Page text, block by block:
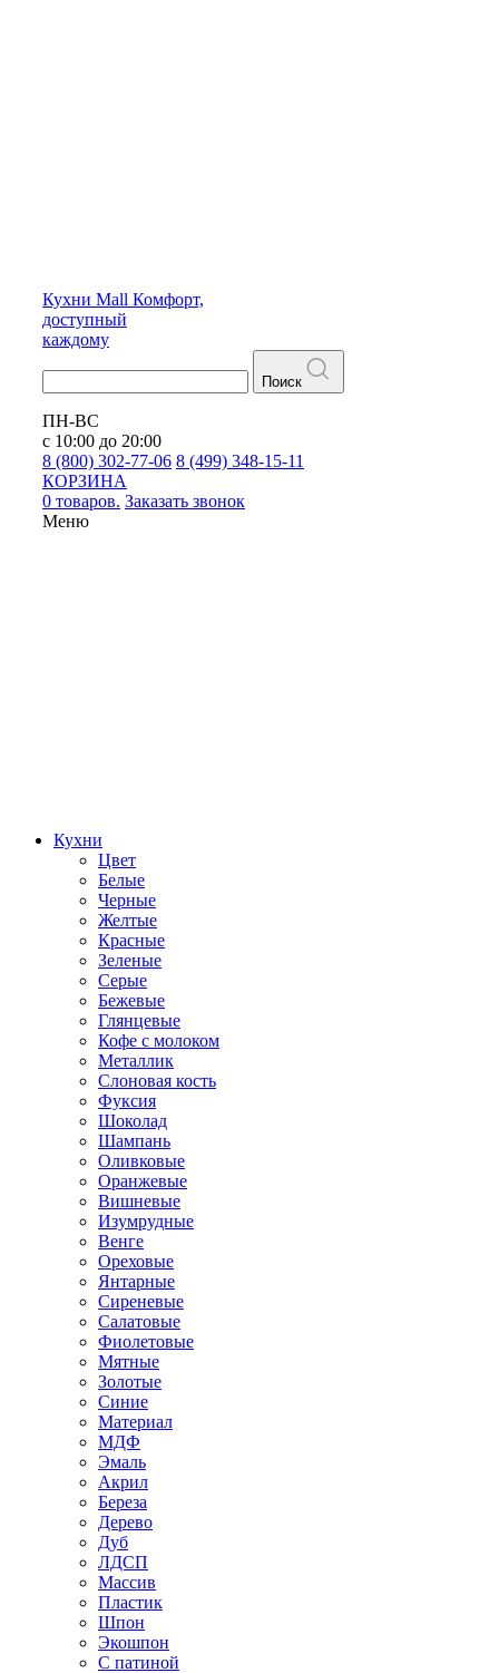
Кухни Mall Комфорт,
доступный
каждому
Поиск
ПН-ВС
с 10:00 до 20:00
8 (800) 302-77-06 8 (499) 348-15-11
КОРЗИНА
0 товаров. Заказать звонок
Меню
Кухни
Цвет
Белые
Черные
Желтые
Красные
Зеленые
Серые
Бежевые
Глянцевые
Кофе с молоком
Металлик
Слоновая кость
Фуксия
Шоколад
Шампань
Оливковые
Оранжевые
Вишневые
Изумрудные
Венге
Ореховые
Янтарные
Сиреневые
Салатовые
Фиолетовые
Мятные
Золотые
Синие
Материал
МДФ
Эмаль
Акрил
Береза
Дерево
Дуб
ЛДСП
Массив
Пластик
Шпон
Экошпон
С патиной